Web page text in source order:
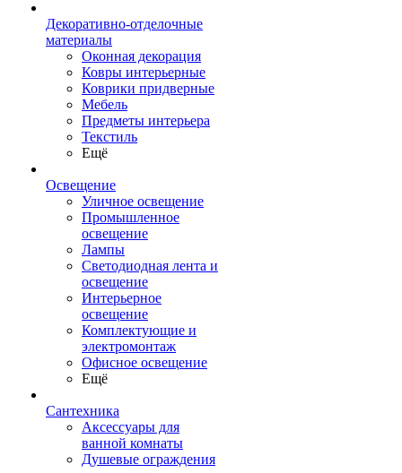
Декоративно-отделочные
материалы
Оконная декорация
Ковры интерьерные
Коврики придверные
Мебель
Предметы интерьера
Текстиль
Ещё
Освещение
Уличное освещение
Промышленное
освещение
Лампы
Светодиодная лента и
освещение
Интерьерное
освещение
Комплектующие и
электромонтаж
Офисное освещение
Ещё
Сантехника
Аксессуары для
ванной комнаты
Душевые ограждения